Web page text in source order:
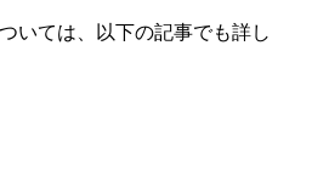
いては、以下の記事でも詳し